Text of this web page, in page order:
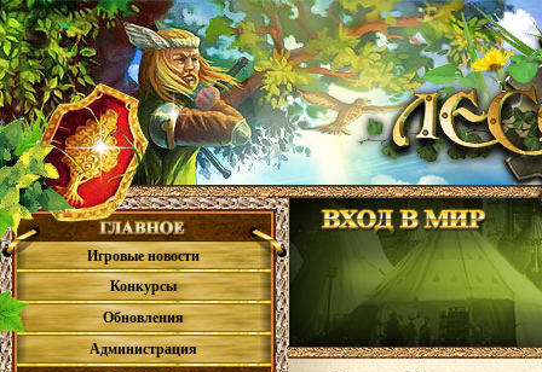
Игровые новости
Конкурсы
Обновления
Администрация